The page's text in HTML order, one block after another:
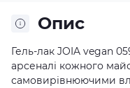
Опис
Гель-лак JOIA vegan
арсеналі кожного
самовирівнюючими